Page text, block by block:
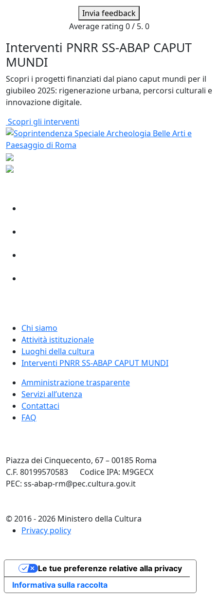
Invia feedback
Average rating 0/ 5. 0
Interventi PNRR SS-ABAP CAPUT
MUNDI
Scopri i progetti finanziati dal piano caput mundi per il
giubileo 2025: rigenerazione urbana, percorsi culturali e
innovazione digitale.
Scopri gli interventi
Chi siamo
Attività istituzionale
Luoghi della cultura
Interventi PNRR SS-ABAP CAPUT MUNDI
Amministrazione trasparente
Servizi all’utenza
Contattaci
FAQ
Piazza dei Cinquecento, 67 – 00185 Roma
C.F. 80199570583
Codice IPA: M9GECX
PEC: ss-abap-rm@pec.cultura.gov.it
© 2016 - 2026 Ministero della Cultura
Privacy policy
Informativa sulla raccolta
Le tue preferenze relative alla privacy